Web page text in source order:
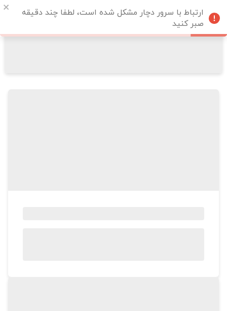
ارتباط با سرور دچار مشکل شده است، لطفا چند دقیقه
صبر کنید